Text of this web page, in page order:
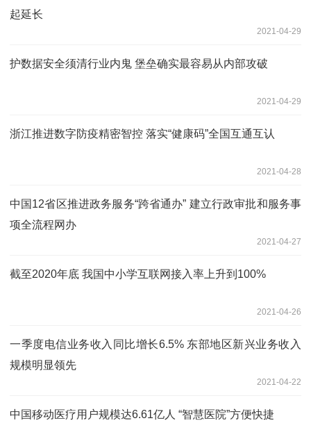
起延长
2021-04-29
护数据安全须清行业内鬼 堡垒确实最容易从内部攻破
2021-04-29
浙江推进数字防疫精密智控 落实“健康码”全国互通互认
2021-04-28
中国12省区推进政务服务“跨省通办” 建立行政审批和服务事
项全流程网办
2021-04-27
截至2020年底 我国中小学互联网接入率上升到100%
2021-04-26
一季度电信业务收入同比增长6.5% 东部地区新兴业务收入
规模明显领先
2021-04-22
中国移动医疗用户规模达6.61亿人 “智慧医院”方便快捷